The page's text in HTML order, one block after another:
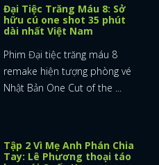
Đại Tiệc Trăng Máu 8: Sở
hữu cú one shot 35 phút
dài nhất Việt Nam
Phim Đại tiệc trăng máu 8
remake hiện tượng phòng vé
Nhật Bản One Cut of the ...
Tập 2 Vì Mẹ Anh Phán Chia
Tay: Lê Phương thoại táo